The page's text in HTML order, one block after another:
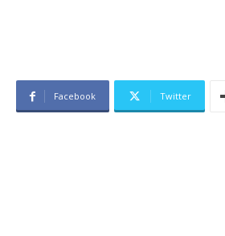
Facebook Twitter